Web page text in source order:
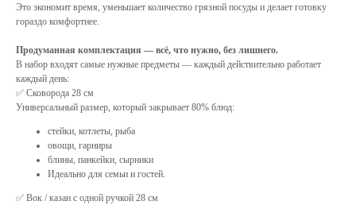
Это экономит время, уменьшает количество грязной посуды и делает готовку
гораздо комфортнее.
Продуманная комплектация — всё, что нужно, без лишнего.
В набор входят самые нужные предметы — каждый действительно работает
каждый день:
✅ Сковорода 28 см
Универсальный размер, который закрывает 80% блюд:
стейки, котлеты, рыба
овощи, гарниры
блины, панкейки, сырники
Идеально для семьи и гостей.
✅ Вок / казан с одной ручкой 28 см